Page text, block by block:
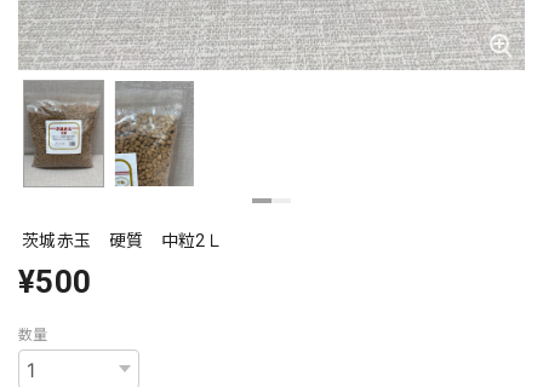
茨城赤玉 硬質 中粒2Ｌ
¥500
数量